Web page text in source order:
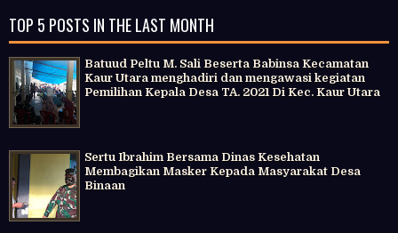
TOP 5 POSTS IN THE LAST MONTH
Batuud Peltu M. Sali Beserta Babinsa Kecamatan
Kaur Utara menghadiri dan mengawasi kegiatan
Pemilihan Kepala Desa TA. 2021 Di Kec. Kaur Utara
Sertu Ibrahim Bersama Dinas Kesehatan
Membagikan Masker Kepada Masyarakat Desa
Binaan